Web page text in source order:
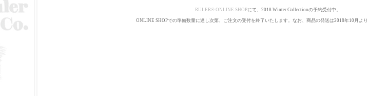
RULER® ONLINE SHOPにて、 2018 Winter Collectionの予約受付中。
ONLINE SHOPでの準備数量に達し次第、ご注文の受付を終了いたします。なお、商品の発送は2018年10月より